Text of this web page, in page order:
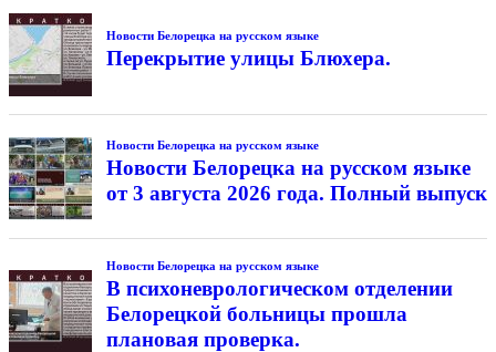
Новости Белорецка на русском языке
Перекрытие улицы Блюхера.
Новости Белорецка на русском языке
Новости Белорецка на русском языке
от 3 августа 2026 года. Полный выпуск
Новости Белорецка на русском языке
В психоневрологическом отделении
Белорецкой больницы прошла
плановая проверка.